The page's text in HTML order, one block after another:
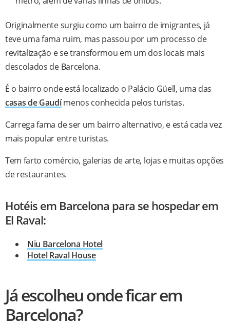
Originalmente surgiu como um bairro de imigrantes, já
teve uma fama ruim, mas passou por um processo de
revitalização e se transformou em um dos locais mais
descolados de Barcelona.
É o bairro onde está localizado o Palácio Güell, uma das
casas de Gaudímenos conhecida pelos turistas.
Carrega fama de ser um bairro alternativo, e está cada vez
mais popular entre turistas.
Tem farto comércio, galerias de arte, lojas e muitas opções
de restaurantes.
Hotéis em Barcelona para se hospedar em
El Raval:
Niu Barcelona Hotel
Hotel Raval House
Já escolheu onde ficar em
Barcelona?